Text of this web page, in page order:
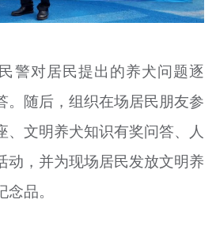
警对居民提出的养犬问题逐
。随后，组织在场居民朋友参
、文明养犬知识有奖问答、人
动，并为现场居民发放文明养
品。